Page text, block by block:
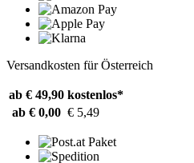
Versandkosten für Österreich
ab € 49,90 kostenlos*
ab € 0,00 € 5,49